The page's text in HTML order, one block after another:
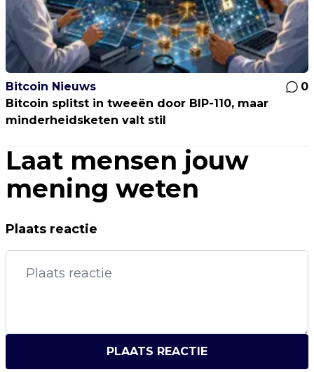
Bitcoin Nieuws
0
Bitcoin splitst in tweeën door BIP-110, maar
minderheidsketen valt stil
Laat mensen jouw
mening weten
Plaats reactie
PLAATS REACTIE